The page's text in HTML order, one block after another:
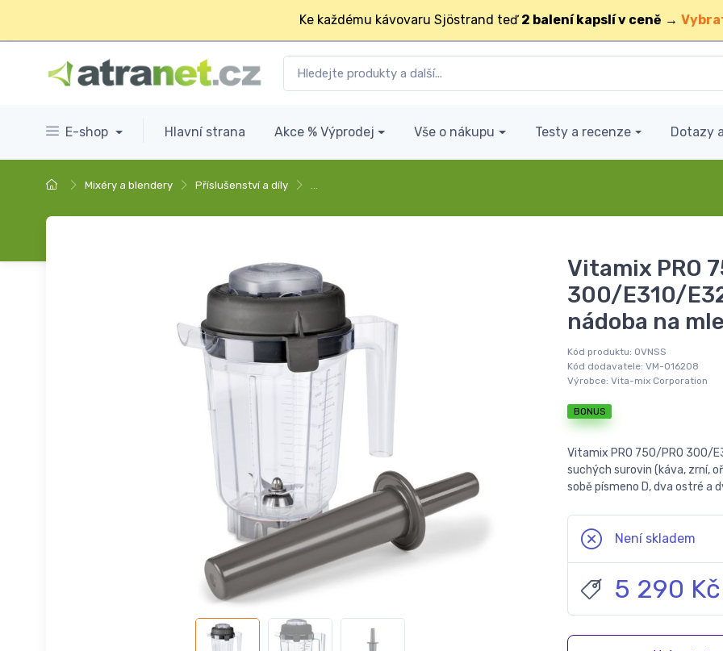
Ke každému kávovaru Sjöstrand teď 2 balení kapslí v ceně →
E-shop Hlavní strana Akce % Výprodej Vše o nákupu Testy a recenze Dotazy
Mixéry a blendery Příslušenství a díly
Vitamix PRO
300/E310/
nádoba na
Kód produktu: OVNSS
Kód dodavatele: VM-016208
Výrobce: Vita-mix Corporation
BONUS
Vitamix PRO 750/PRO 300/
suchých surovin (káva, zrní,
sobě písmeno D, dva ostré a
Není skladem
5 290 Kč